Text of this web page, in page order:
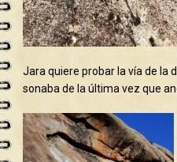
Jara quiere probar la vía de la
sonaba de la última vez que